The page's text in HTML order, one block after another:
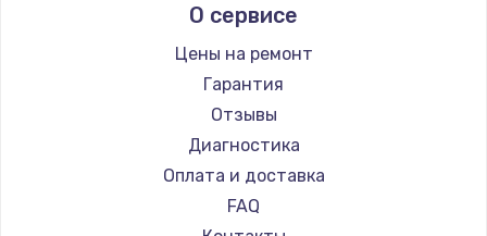
Техобслуживание
900 руб.
Заказать
Установка / подключение / демонтаж
1300 руб.
Заказать
О сервисе
Цены на ремонт
Гарантия
Отзывы
Диагностика
Оплата и доставка
FAQ